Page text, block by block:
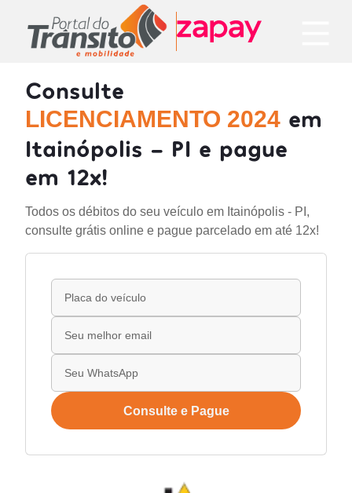
Consulte
LICENCIAMENTO 2024 em
Itainópolis - PI e pague
em 12x!
Todos os débitos do seu veículo em Itainópolis - PI,
consulte grátis online e pague parcelado em até 12x!
Consulte e Pague